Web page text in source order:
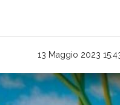
13 Maggio 2023